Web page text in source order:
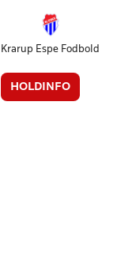
Krarup Espe Fodbold
HOLDINFO